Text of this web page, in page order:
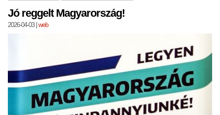
Jó reggelt Magyarország!
2026-04-03| web